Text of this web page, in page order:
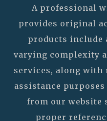
A professional
provides original
products include
varying complexity
services, along with
assistance
from our website
proper